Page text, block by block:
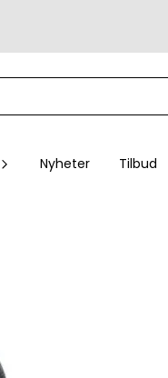
Nyheter Tilbud